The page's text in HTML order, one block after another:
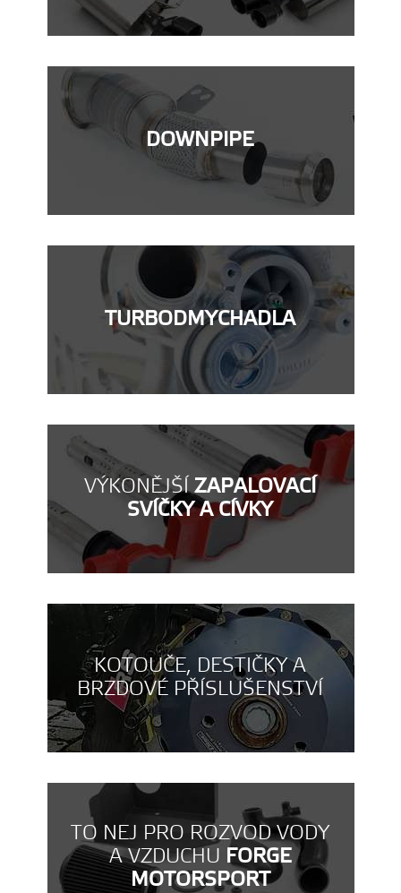
DOWNPIPE
TURBODMYCHADLA
VÝKONĚJŠÍZAPALOVACÍ
SVÍČKY A CÍVKY
KOTOUČE, DESTIČKY A
BRZDOVÉ PŘÍSLUŠENSTVÍ
TO NEJ PRO ROZVOD VODY
A VZDUCHU FORGE
MOTORSPORT